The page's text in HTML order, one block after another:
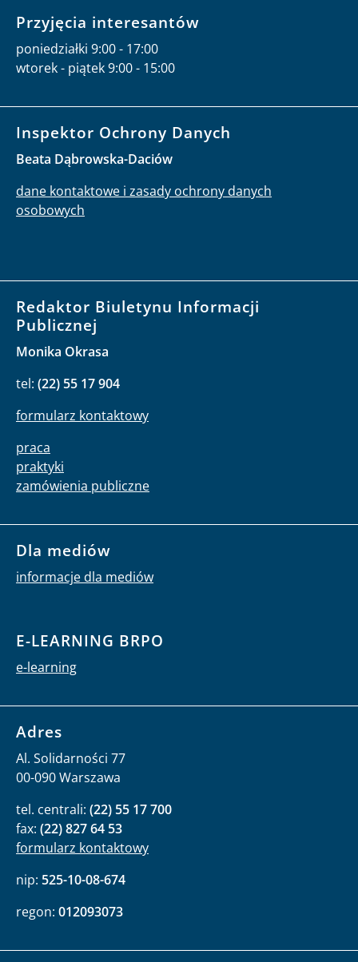
Przyjęcia interesantów
poniedziałki 9:00 - 17:00
wtorek - piątek 9:00 - 15:00
Inspektor Ochrony Danych
Beata Dąbrowska-Daciów
dane kontaktowe i zasady ochrony danych
osobowych
Redaktor Biuletynu Informacji
Publicznej
Monika Okrasa
tel: (22) 55 17 904
formularz kontaktowy
praca
praktyki
zamówienia publiczne
Dla mediów
informacje dla mediów
E-LEARNING BRPO
e-learning
Adres
Al. Solidarności 77
00-090 Warszawa
tel. centrali: (22) 55 17 700
fax: (22) 827 64 53
formularz kontaktowy
nip: 525-10-08-674
regon: 012093073